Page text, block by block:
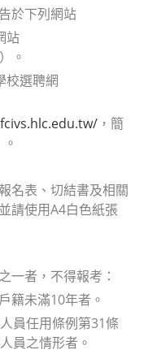
於下列網站
站
）。
校選聘網
，簡
名表、切結書及相關
請使用A4白色紙張
一者，不得報考：
籍未滿10年者。
員任用條例第31條
員之情形者。